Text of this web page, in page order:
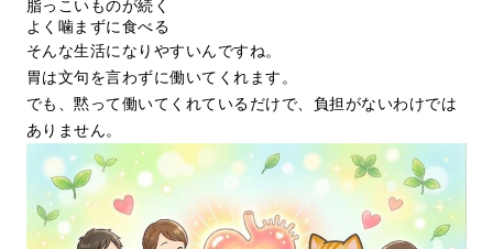
脂っこいものが続く
よく噛まずに食べる
そんな生活になりやすいんですね。
胃は文句を言わずに働いてくれます。
でも、黙って働いてくれているだけで、負担がないわけでは
ありません。